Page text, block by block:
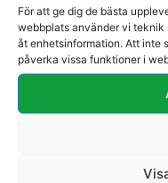
För att ge dig de bästa
webbplats använder vi teknik
åt enhetsinformation. Att inte
påverka vissa funktioner i
Sandalett 28-